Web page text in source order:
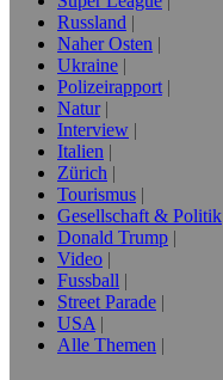
Russland
Naher Osten
Ukraine
Polizeirapport
Natur
Interview
Italien
Zürich
Tourismus
Gesellschaft & Politik
Donald Trump
Video
Fussball
Street Parade
USA
Alle Themen